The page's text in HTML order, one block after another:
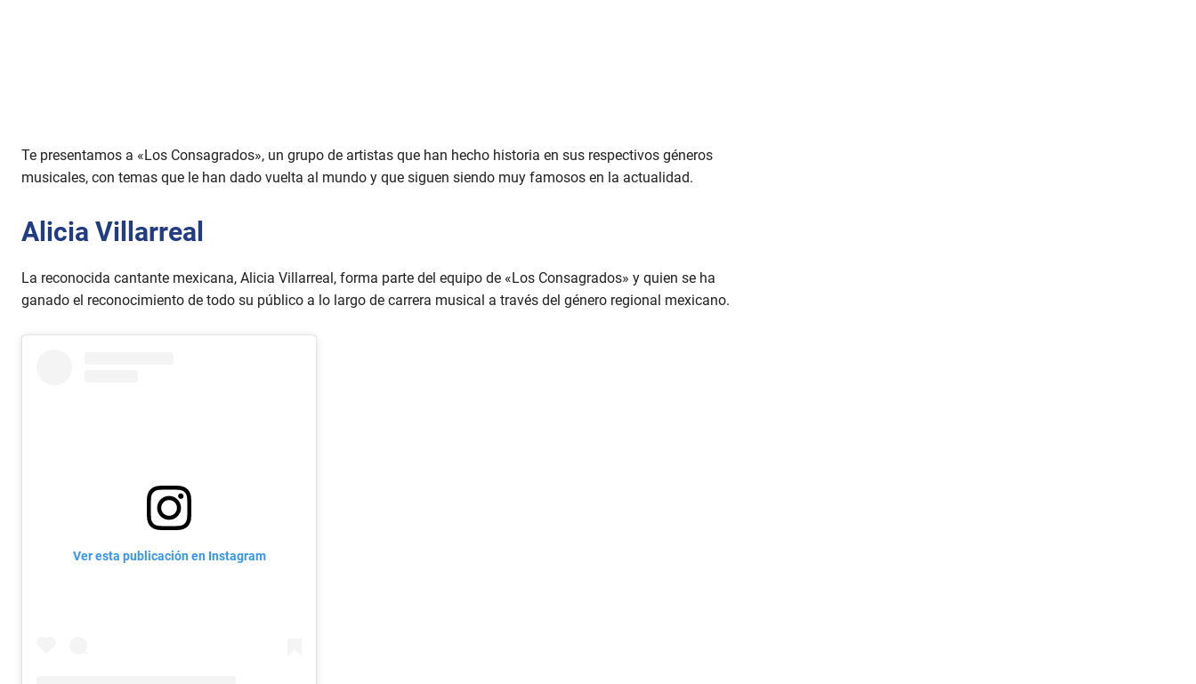
Te presentamos a «Los Consagrados», un grupo de artistas que han hecho historia en sus respectivos géneros
musicales, con temas que le han dado vuelta al mundo y que siguen siendo muy famosos en la actualidad.
Alicia Villarreal
La reconocida cantante mexicana, Alicia Villarreal, forma parte del equipo de «Los Consagrados» y quien se ha
ganado el reconocimiento de todo su público a lo largo de carrera musical a través del género regional mexicano.
Ver esta publicación en Instagram